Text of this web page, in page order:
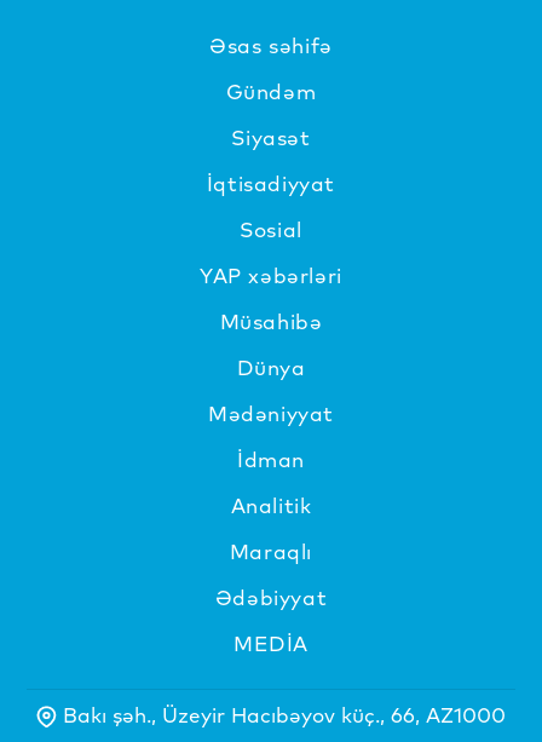
Əsas səhifə
Gündəm
Siyasət
İqtisadiyyat
Sosial
YAP xəbərləri
Müsahibə
Dünya
Mədəniyyat
İdman
Analitik
Maraqlı
Ədəbiyyat
MEDİA
Bakı şəh., Üzeyir Hacıbəyov küç., 66, AZ1000